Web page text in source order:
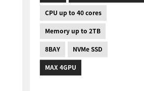
CPU up to 40 cores
Memory up to 2TB
8BAY NVMe SSD
MAX 4GPU